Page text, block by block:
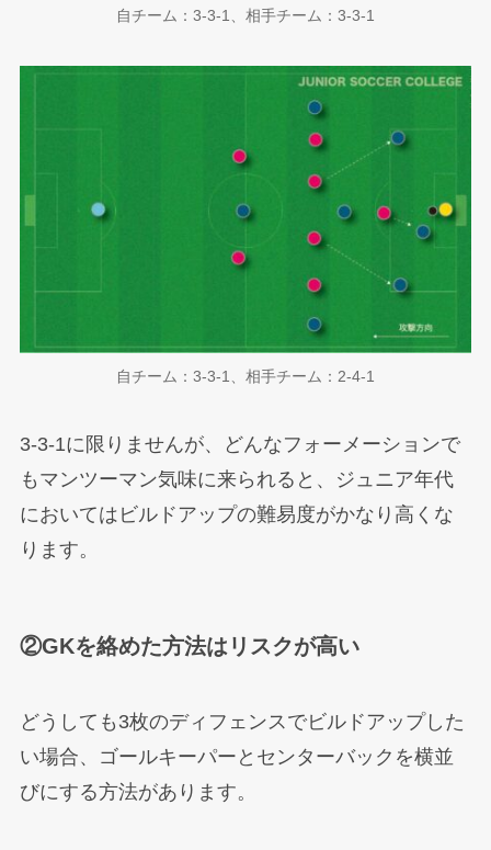
自チーム：3-3-1、相手チーム：3-3-1
自チーム：3-3-1、相手チーム：2-4-1
3-3-1に限りませんが、どんなフォーメーションで
もマンツーマン気味に来られると、ジュニア年代
においてはビルドアップの難易度がかなり高くな
ります。
②GKを絡めた方法はリスクが高い
どうしても3枚のディフェンスでビルドアップした
い場合、ゴールキーパーとセンターバックを横並
びにする方法があります。